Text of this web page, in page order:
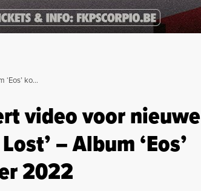
2022
video voor nieuwe
– Album ‘Eos’
2022